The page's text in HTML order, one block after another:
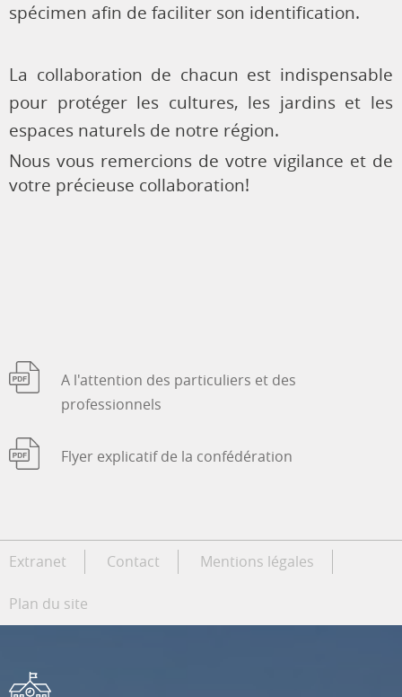
spécimen afin de faciliter son identification.
La collaboration de chacun est indispensable
pour protéger les cultures, les jardins et les
espaces naturels de notre région.
Nous vous remercions de votre vigilance et de
votre précieuse collaboration!
A l'attention des particuliers et des
professionnels
Flyer explicatif de la confédération
Extranet Contact Mentions légales
Plan du site